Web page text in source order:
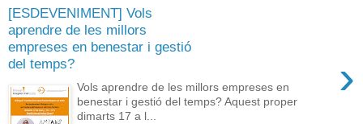
[ESDEVENIMENT] Vols
aprendre de les millors
empreses en benestar i gestió
del temps?
›
Vols aprendre de les millors empreses en
benestar i gestió del temps? Aquest proper
dimarts 17 a l...